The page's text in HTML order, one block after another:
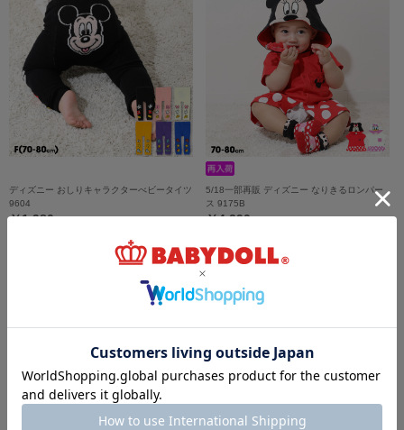
ディズニー おしりキャラクターべビータイツ
9604
￥1,980
5/18一部再販 ディズニー なりきるロンパー
ス 9175B
￥4,290